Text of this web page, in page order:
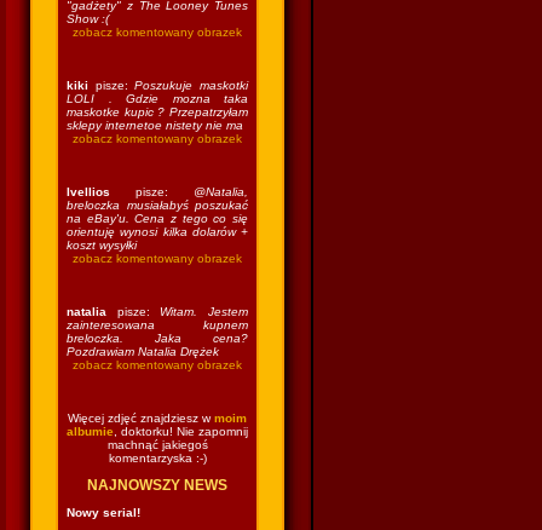
"gadżety" z The Looney Tunes
Show :(
zobacz komentowany obrazek
kiki pisze:Poszukuje maskotki
LOLI . Gdzie mozna taka
maskotke kupic ? Przepatrzyłam
sklepy internetoe nistety nie ma
zobacz komentowany obrazek
Ivellios pisze: @Natalia,
breloczka musiałabyś poszukać
na eBay'u. Cena z tego co się
orientuję wynosi kilka dolarów +
koszt wysyłki
zobacz komentowany obrazek
natalia pisze:Witam. Jestem
zainteresowana kupnem
breloczka. Jaka cena?
Pozdrawiam Natalia Drężek
zobacz komentowany obrazek
Więcej zdjęć znajdziesz wmoim
albumie , doktorku! Nie zapomnij
machnąć jakiegoś
komentarzyska :-)
NAJNOWSZY NEWS
Nowy serial!